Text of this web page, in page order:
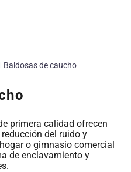
Baldosas de caucho
primera calidad ofrecen
del ruido y
o gimnasio comercial
de enclavamiento y